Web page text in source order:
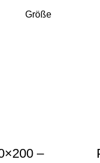
Größe
–